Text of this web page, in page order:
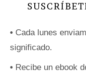
• Cada lunes
significado.
• Recibe un ebook